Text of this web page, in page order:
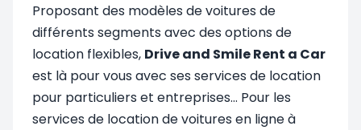
Proposant des modèles de voitures de
différents segments avec des options de
location flexibles, Drive and Smile Rent a Car
est là pour vous avec ses services de location
pour particuliers et entreprises... Pour les
services de location de voitures en ligne à